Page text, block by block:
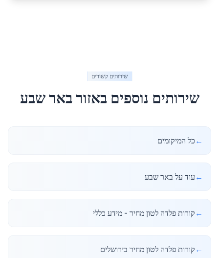
שירותים קשורים
שירותים נוספים באזורבאר שבע
← כל המיקומים
← עוד על באר שבע
← קורות פלדה לטון מחיר - מידע כללי
← קורות פלדה לטון מחיר בירושלים